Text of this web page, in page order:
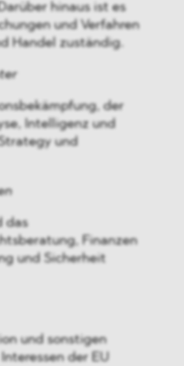
hinaus ist es
und Verfahren
Handel zuständig.
der
Intelligenz und
und
das
Finanzen
und Sicherheit
und sonstigen
der EU